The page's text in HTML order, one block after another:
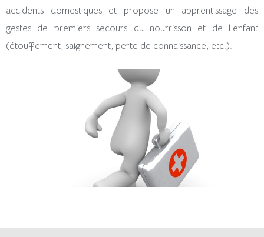
accidents domestiques et propose un apprentissage des
gestes de premiers secours du nourrisson et de l’enfant
(étouffement, saignement, perte de connaissance, etc.).